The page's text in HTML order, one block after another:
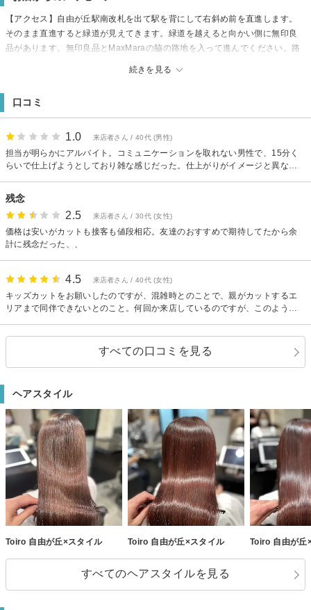
続きを見る
【アクセス】自由が丘駅南改札を出て駅を背にして右斜め前を直進します。
そのまま直進すると緑道が見えてきます。緑道を越えると向かい側に無印良
品があります。無印良品とMaxMaraの脇の路地を入って進んでください。路
【その他】当サロンはペット同伴可となっております
口コミ
1.0 来店者さん / 40代 (男性)
担当が明らかにアルバイト。コミュニケーションを取れない男性で、15分く
らいで仕上げようとしており雑な感じだった。仕上がりがイメージと異なっ
残念
2.5 来店者さん / 30代 (女性)
価格は安いがカットも接客も値段相応。友達のおすすめで期待してたから余
計に残念だった、、
4.5 来店者さん / 40代 (女性)
キッズカットをお願いしたのですが、混雑時とのことで、親がカットするエ
リアまで同伴できないとのこと。何回か来店しているのですが、このような
た。ケープを取ってセット台から降りてきて受付まで来てしまった後に、も
う少しここを切ってほしい…とは言いにくかったです。キッズカットのメニ
ューの説明文に「状況によっては母子分離でのカットになるメニュー」であ
術力や手早さは素晴らしいと思います。
すべての口コミを見る
ヘアスタイル
Toiro 自由が丘×スタイル Toiro 自由が丘×スタイル Toiro 自由が丘
すべてのヘアスタイルを見る